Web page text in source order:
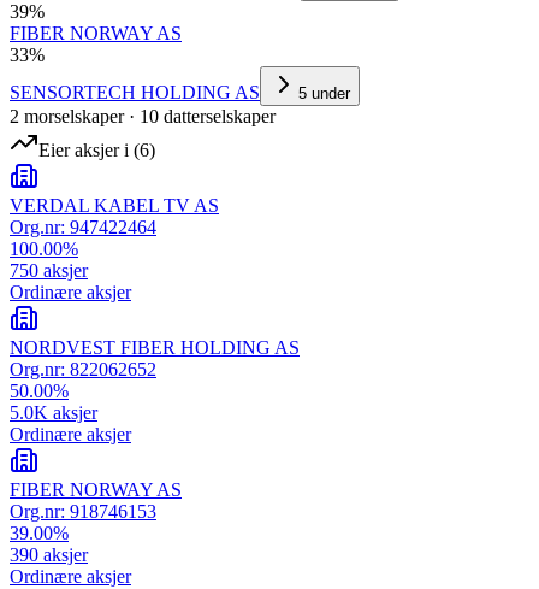
39%
FIBER NORWAY AS
33%
SENSORTECH HOLDING AS
5 under
2 morselskaper· 10 datterselskaper
Eier aksjer i (6)
VERDAL KABEL TV AS
Org.nr: 947422464
100.00%
750 aksjer
Ordinære aksjer
NORDVEST FIBER HOLDING AS
Org.nr: 822062652
50.00%
5.0K aksjer
Ordinære aksjer
FIBER NORWAY AS
Org.nr: 918746153
39.00%
390 aksjer
Ordinære aksjer